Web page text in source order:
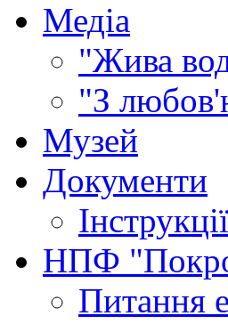
Медіа
"Жива
"З
Музей
Документи
Інструкції
НПФ
Питання